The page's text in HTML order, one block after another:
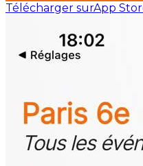
Télécharger surApp